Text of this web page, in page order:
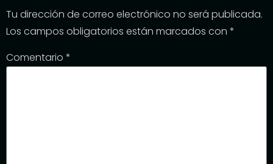
Tu dirección de correo electrónico no será publicada.
Los campos obligatorios están marcados con *
Comentario *